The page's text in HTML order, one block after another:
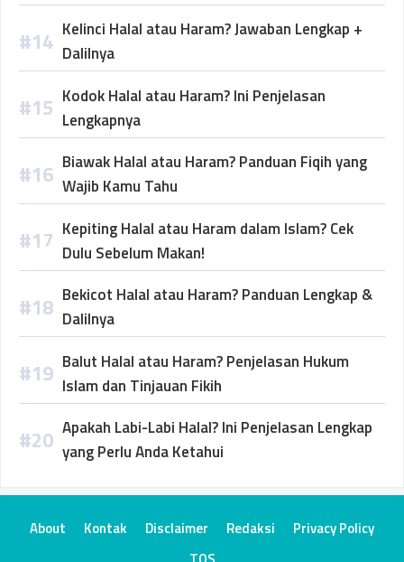
Kelinci Halal atau Haram? Jawaban Lengkap +
Dalilnya
Kodok Halal atau Haram? Ini Penjelasan
Lengkapnya
Biawak Halal atau Haram? Panduan Fiqih yang
Wajib Kamu Tahu
Kepiting Halal atau Haram dalam Islam? Cek
Dulu Sebelum Makan!
Bekicot Halal atau Haram? Panduan Lengkap &
Dalilnya
Balut Halal atau Haram? Penjelasan Hukum
Islam dan Tinjauan Fikih
Apakah Labi-Labi Halal? Ini Penjelasan Lengkap
yang Perlu Anda Ketahui
About Kontak Disclaimer Redaksi
Privacy Policy